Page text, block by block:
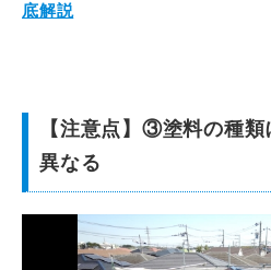
底解説
【注意点】③塗料の種
異なる